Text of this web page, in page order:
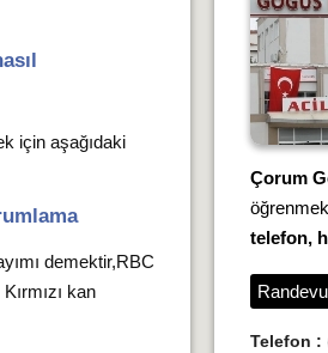
Çorum
telefon,
Telefon :
için aşağıdaki
demektir,RBC
kan